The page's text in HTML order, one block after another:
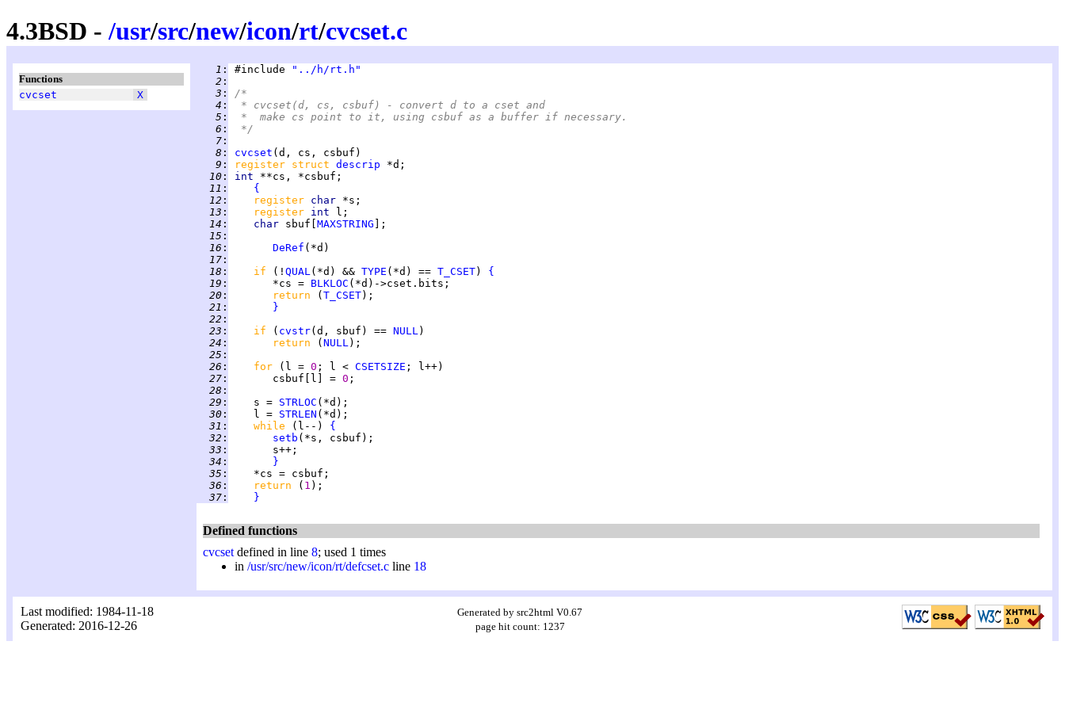
4.3BSD -/usr/src/new/icon/rt/cvcset.c
Functions
cvcset
X
   1
: #include
"../h/rt.h"
   2
:
   3
:
/*
   4
:
* cvcset(d, cs, csbuf) - convert d to a cset and
   5
:
*  make cs point to it, using csbuf as a buffer if necessary.
   6
:
*/
   7
:
   8
: cvcset
   9
: register struct descrip
  10
: int
  11
:
{
  12
: register char
  13
: register int
  14
: char sbuf[ MAXSTRING
  15
:
  16
: DeRef
  17
:
  18
: if (! QUAL (*d) && TYPE (*d) == T_CSET) {
  19
:
       *cs =
BLKLOC
  20
: return ( T_CSET
  21
:
}
  22
:
  23
: if ( cvstr(d, sbuf) == NULL
  24
: return ( NULL
  25
:
  26
: for (l = 0 ; l < CSETSIZE
  27
:
       csbuf[l] =
0
  28
:
  29
:
    s =
STRLOC
  30
:
    l =
STRLEN
  31
: while (l--) {
  32
: setb
  33
:
  34
:
}
  35
:
  36
: return ( 1
  37
: }
Defined functions
cvcset defined in line 8; used 1 times
in /usr/src/new/icon/rt/defcset.c line 18
Last modified: 1984-11-18
Generated: 2016-12-26
Generated by src2html V0.67
page hit count: 1237